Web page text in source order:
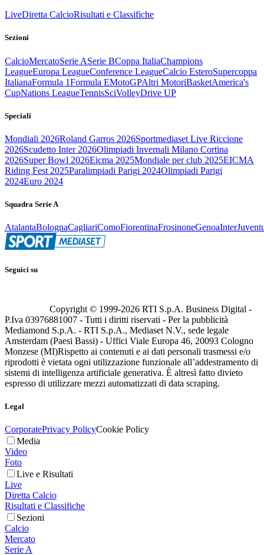
LiveDiretta CalcioRisultati e Classifiche
Sezioni
CalcioMercatoSerie ASerie BCoppa ItaliaChampions
LeagueEuropa LeagueConference LeagueCalcio EsteroSupercoppa
ItalianaFormula 1Formula EMotoGPAltri MotoriBasketAmerica's
CupNations LeagueTennisSciVolleyDrive UP
Speciali
Mondiali 2026Roland Garros 2026Sportmediaset Live Riccione
2026Scudetto Inter 2026Olimpiadi Invernali Milano Cortina
2026Super Bowl 2026Eicma 2025Mondiale per club 2025EICMA
Riding Fest 2025Paralimpiadi Parigi 2024Olimpiadi Parigi
2024Euro 2024
Squadra Serie A
AtalantaBolognaCagliariComoFiorentinaFrosinoneGenoaInter
Seguici su
Copyright © 1999-2026 RTI S.p.A. Business Digital -
P.Iva 03976881007 - Tutti i diritti riservati - Per la pubblicità
Mediamond S.p.A. - RTI S.p.A., Mediaset N.V., sede legale
Amsterdam (Paesi Bassi) - Uffici Viale Europa 46, 20093 Cologno
Monzese (MI)Rispetto ai contenuti e ai dati personali trasmessi e/o
riprodotti è vietata ogni utilizzazione funzionale all’addestramento di
sistemi di intelligenza artificiale generativa. È altresì fatto divieto
espresso di utilizzare mezzi automatizzati di data scraping.
Legal
CorporatePrivacy PolicyCookie Policy
Media
Video
Foto
Live e Risultati
Live
Diretta Calcio
Risultati e Classifiche
Sezioni
Calcio
Mercato
Serie A